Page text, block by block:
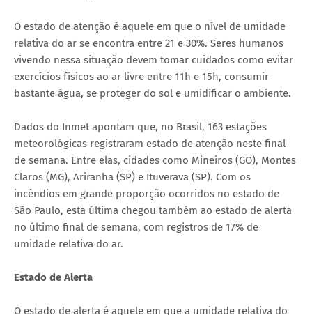
O estado de atenção é aquele em que o nível de umidade
relativa do ar se encontra entre 21 e 30%. Seres humanos
vivendo nessa situação devem tomar cuidados como evitar
exercícios físicos ao ar livre entre 11h e 15h, consumir
bastante água, se proteger do sol e umidificar o ambiente.
Dados do Inmet apontam que, no Brasil, 163 estações
meteorológicas registraram estado de atenção neste final
de semana. Entre elas, cidades como Mineiros (GO), Montes
Claros (MG), Ariranha (SP) e Ituverava (SP). Com os
incêndios em grande proporção ocorridos no estado de
São Paulo, esta última chegou também ao estado de alerta
no último final de semana, com registros de 17% de
umidade relativa do ar.
Estado de Alerta
O estado de alerta é aquele em que a umidade relativa do